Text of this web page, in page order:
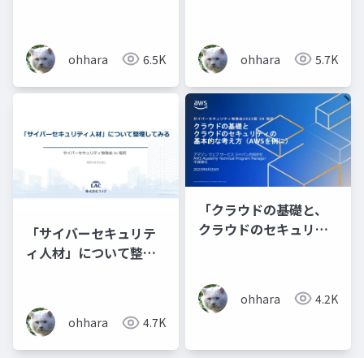
ohhara 6.5K ohhara 5.7K
「サイバーセキュリテ
ィ人材」について整理
ohhara 4.7K
「クラウドの基礎と、
クラウドのセキュリテ
ohhara 4.2K